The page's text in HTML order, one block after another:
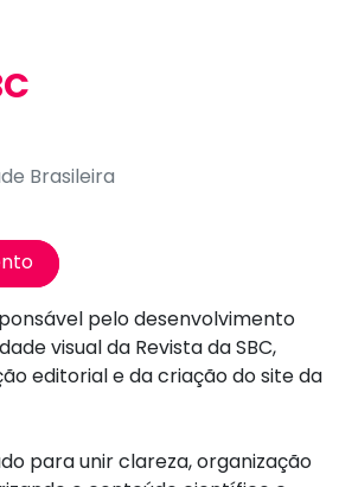
Brasileira
pelo desenvolvimento
visual da Revista da SBC,
editorial e da criação do site da
para unir clareza, organização